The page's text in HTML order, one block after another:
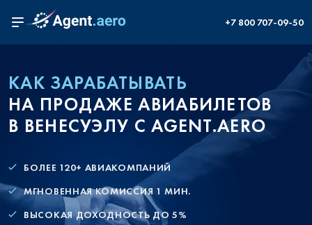
+7 800 707-09-50
КАК ЗАРАБАТЫВАТЬ
НА ПРОДАЖЕ АВИАБИЛЕТОВ
В ВЕНЕСУЭЛУ С AGENT.AERO
БОЛЕЕ 120+ АВИАКОМПАНИЙ
МГНОВЕННАЯ КОМИССИЯ 1 МИН.
ВЫСОКАЯ ДОХОДНОСТЬ ДО 5%